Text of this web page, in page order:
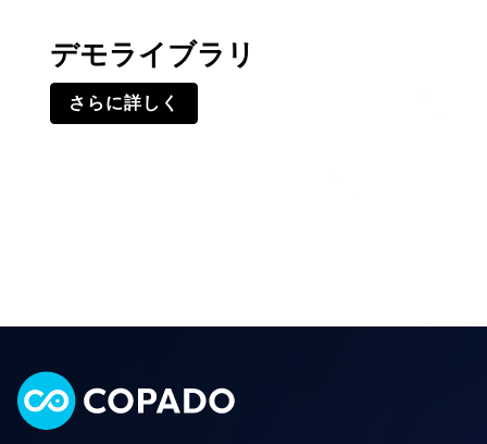
デモライブラリ
さらに詳しく